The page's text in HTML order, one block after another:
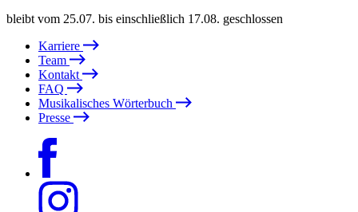
bleibt vom 25.07. bis einschließlich 17.08. geschlossen
Karriere
Team
Kontakt
FAQ
Musikalisches Wörterbuch
Presse